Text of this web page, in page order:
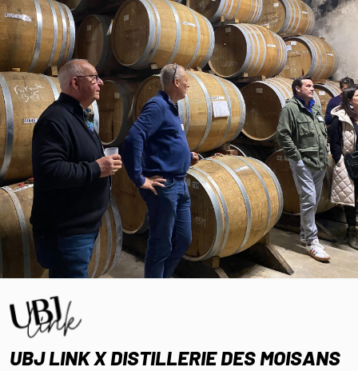
UBJ LINK X DISTILLERIE DES MOISANS